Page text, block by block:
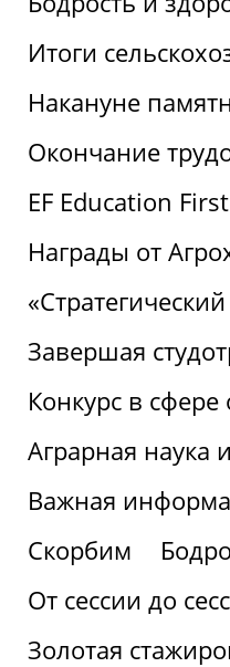
Итоги
Накануне
Окончание
EF Education
Награды от
Завершая
Конкурс в
Аграрная наука
Важная
Скорбим
От сессии до
Золотая